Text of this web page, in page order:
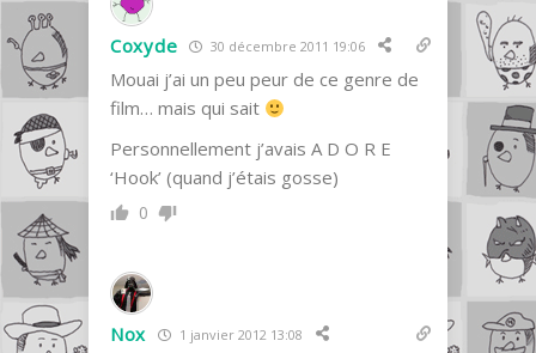
Coxyde 30 décembre 2011 19:06
Mouai j’ai un peu peur de ce genre de
film… mais qui sait
Personnellement j’avais A D O R E
‘Hook’ (quand j’étais gosse)
0
Nox 1 janvier 2012 13:08